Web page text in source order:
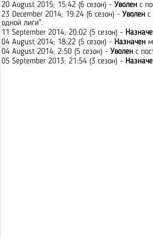
20 August 2015; 15:42 (6 сезон) - Уволен с
23 December 2014; 19:24 (6 сезон) - Уволен с
одной лиги".
11 September 2014; 20:02 (5 сезон) -
04 August 2014; 18:22 (5 сезон) - Назначен
04 August 2014; 2:50 (5 сезон) - Уволен с
05 September 2013; 21:54 (3 сезон) -